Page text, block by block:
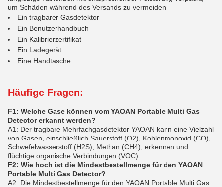
um Schäden während des Versands zu vermeiden.
Ein tragbarer Gasdetektor
Ein Benutzerhandbuch
Ein Kalibrierzertifikat
Ein Ladegerät
Eine Handtasche
Häufige Fragen:
F1: Welche Gase können vom YAOAN Portable Multi Gas
Detector erkannt werden?
A1: Der tragbare Mehrfachgasdetektor YAOAN kann eine Vielzahl
von Gasen, einschließlich Sauerstoff (O2), Kohlenmonoxid (CO),
Schwefelwasserstoff (H2S), Methan (CH4), erkennen.und
flüchtige organische Verbindungen (VOC).
F2: Wie hoch ist die Mindestbestellmenge für den YAOAN
Portable Multi Gas Detector?
A2: Die Mindestbestellmenge für den YAOAN Portable Multi Gas